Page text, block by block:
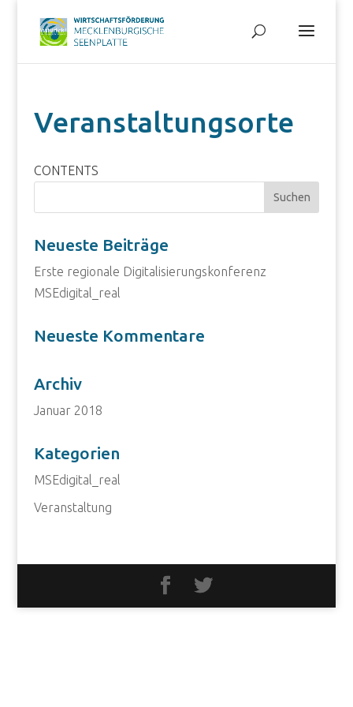
Veranstaltungsorte
CONTENTS
Neueste Beiträge
Erste regionale Digitalisierungskonferenz
MSEdigital_real
Neueste Kommentare
Archiv
Januar 2018
Kategorien
MSEdigital_real
Veranstaltung